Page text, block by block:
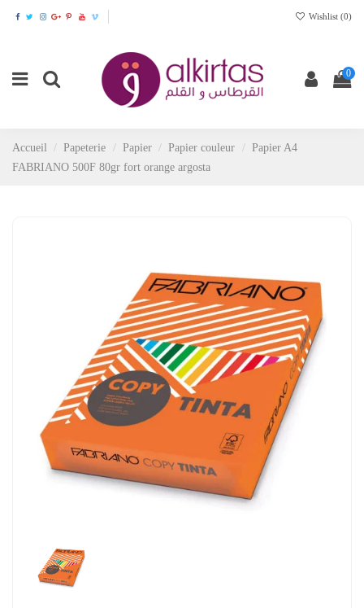
Wishlist (0)
0
Accueil Papeterie Papier Papier couleur
Papier A4
FABRIANO 500F 80gr fort orange argosta